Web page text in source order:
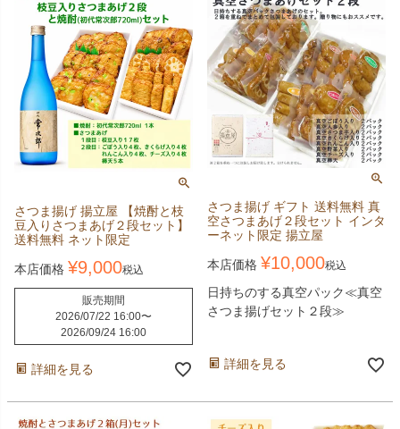
さつま揚げ 揚立屋 【焼酎と枝
豆入りさつまあげ２段セット】
送料無料 ネット限定
本店価格 ¥9,000税込
販売期間
2026/07/22 16:00〜
2026/09/24 16:00
詳細を見る
さつま揚げ ギフト 送料無料 真
空さつまあげ２段セット インタ
ーネット限定 揚立屋
本店価格 ¥10,000税込
日持ちのする真空パック≪真空
さつま揚げセット２段≫
詳細を見る